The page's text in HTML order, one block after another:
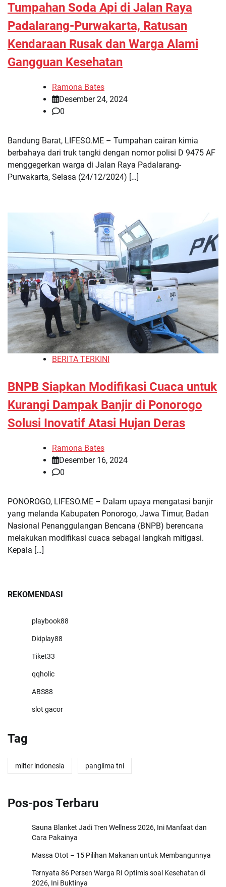
Tumpahan Soda Api di Jalan Raya
Padalarang-Purwakarta, Ratusan
Kendaraan Rusak dan Warga Alami
Gangguan Kesehatan
Ramona Bates
Desember 24, 2024
0
Bandung Barat, LIFESO.ME – Tumpahan cairan kimia
berbahaya dari truk tangki dengan nomor polisi D 9475 AF
menggegerkan warga di Jalan Raya Padalarang-
Purwakarta, Selasa (24/12/2024) […]
BERITA TERKINI
BNPB Siapkan Modifikasi Cuaca untuk
Kurangi Dampak Banjir di Ponorogo
Solusi Inovatif Atasi Hujan Deras
Ramona Bates
Desember 16, 2024
0
PONOROGO, LIFESO.ME – Dalam upaya mengatasi banjir
yang melanda Kabupaten Ponorogo, Jawa Timur, Badan
Nasional Penanggulangan Bencana (BNPB) berencana
melakukan modifikasi cuaca sebagai langkah mitigasi.
Kepala […]
REKOMENDASI
playbook88
Dkiplay88
Tiket33
qqholic
ABS88
slot gacor
Tag
milter indonesia panglima tni
Pos-pos Terbaru
Sauna Blanket Jadi Tren Wellness 2026, Ini Manfaat dan
Cara Pakainya
Massa Otot – 15 Pilihan Makanan untuk Membangunnya
Ternyata 86 Persen Warga RI Optimis soal Kesehatan di
2026, Ini Buktinya